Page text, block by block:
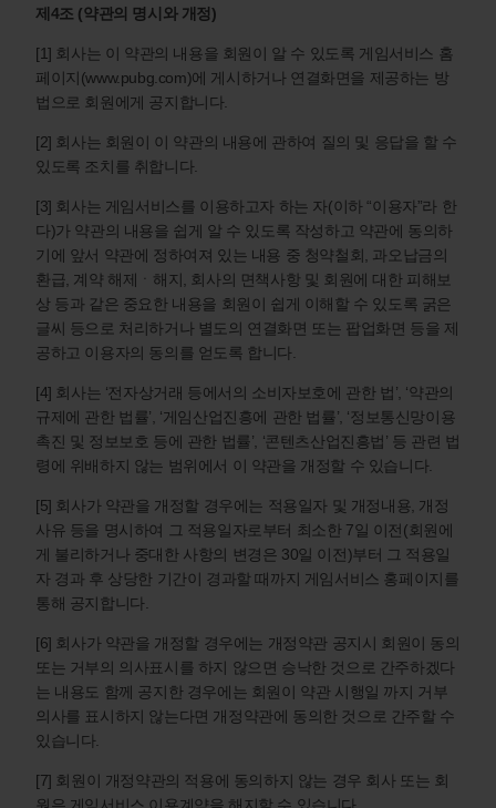
제4조 (약관의 명시와 개정)
[1] 회사는 이 약관의 내용을 회원이 알 수 있도록 게임서비스 홈
페이지(www.pubg.com)에 게시하거나 연결화면을 제공하는 방
법으로 회원에게 공지합니다.
[2] 회사는 회원이 이 약관의 내용에 관하여 질의 및 응답을 할 수
있도록 조치를 취합니다.
[3] 회사는 게임서비스를 이용하고자 하는 자(이하 “이용자”라 한
다)가 약관의 내용을 쉽게 알 수 있도록 작성하고 약관에 동의하
기에 앞서 약관에 정하여져 있는 내용 중 청약철회, 과오납금의
환급, 계약 해제ㆍ해지, 회사의 면책사항 및 회원에 대한 피해보
상 등과 같은 중요한 내용을 회원이 쉽게 이해할 수 있도록 굵은
글씨 등으로 처리하거나 별도의 연결화면 또는 팝업화면 등을 제
공하고 이용자의 동의를 얻도록 합니다.
[4] 회사는 ‘전자상거래 등에서의 소비자보호에 관한 법’, ‘약관의
규제에 관한 법률’, ‘게임산업진흥에 관한 법률’, ‘정보통신망이용
촉진 및 정보보호 등에 관한 법률’, ‘콘텐츠산업진흥법’ 등 관련 법
령에 위배하지 않는 범위에서 이 약관을 개정할 수 있습니다.
[5] 회사가 약관을 개정할 경우에는 적용일자 및 개정내용, 개정
사유 등을 명시하여 그 적용일자로부터 최소한 7일 이전(회원에
게 불리하거나 중대한 사항의 변경은 30일 이전)부터 그 적용일
자 경과 후 상당한 기간이 경과할 때까지 게임서비스 홍페이지를
통해 공지합니다.
[6] 회사가 약관을 개정할 경우에는 개정약관 공지시 회원이 동의
또는 거부의 의사표시를 하지 않으면 승낙한 것으로 간주하겠다
는 내용도 함께 공지한 경우에는 회원이 약관 시행일 까지 거부
의사를 표시하지 않는다면 개정약관에 동의한 것으로 간주할 수
있습니다.
[7] 회원이 개정약관의 적용에 동의하지 않는 경우 회사 또는 회